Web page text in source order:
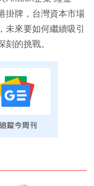
掛牌，台灣資本市場
未來要如何繼續吸引
的挑戰。